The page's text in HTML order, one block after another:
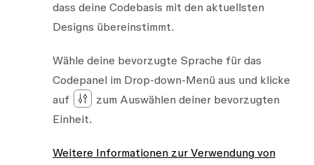
dass deine Codebasis mit den aktuellsten
Designs übereinstimmt.
Wähle deine bevorzugte Sprache für das
Codepanel im Drop-down-Menü aus und klicke
auf
zum Auswählen deiner bevorzugten
Einheit.
Weitere Informationen zur Verwendung von